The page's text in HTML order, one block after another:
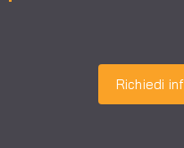
Richiedi